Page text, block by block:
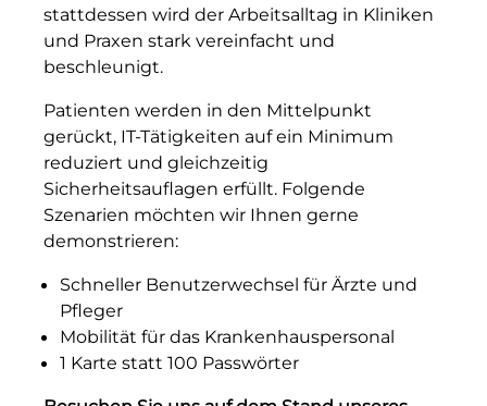
stattdessen wird der Arbeitsalltag in Kliniken
und Praxen stark vereinfacht und
beschleunigt.
Patienten werden in den Mittelpunkt
gerückt, IT-Tätigkeiten auf ein Minimum
reduziert und gleichzeitig
Sicherheitsauflagen erfüllt. Folgende
Szenarien möchten wir Ihnen gerne
demonstrieren:
Schneller Benutzerwechsel für Ärzte und
Pfleger
Mobilität für das Krankenhauspersonal
1 Karte statt 100 Passwörter